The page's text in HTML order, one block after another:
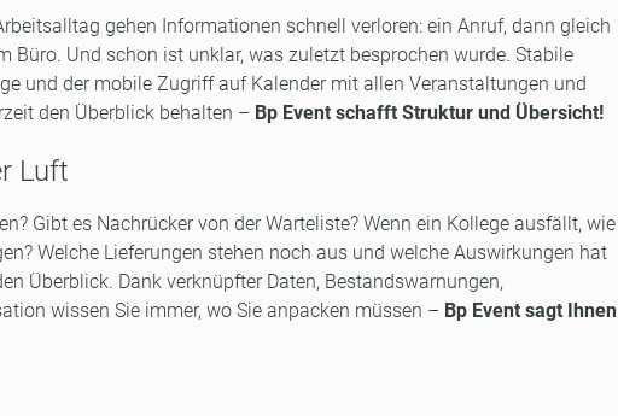
gehen Informationen schnell verloren: ein Anruf, dann gleich
Büro. Und schon ist unklar, was zuletzt besprochen wurde. Stabile
und der mobile Zugriff auf Kalender mit allen Veranstaltungen und
den Überblick behalten – Bp Event schafft Struktur und Übersicht!
Luft
Gibt es Nachrücker von der Warteliste? Wenn ein Kollege ausfällt, wie
Welche Lieferungen stehen noch aus und welche Auswirkungen hat
Überblick. Dank verknüpfter Daten, Bestandswarnungen,
wissen Sie immer, wo Sie anpacken müssen – Bp Event sagt Ihnen